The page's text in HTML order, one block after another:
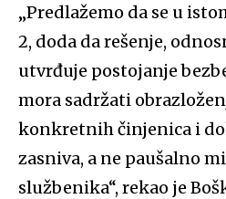
„Predlažemo da se u
2, doda da rešenje,
utvrđuje postojanje
mora sadržati
konkretnih činjenica i
zasniva, a ne paušalno
službenika“, rekao je